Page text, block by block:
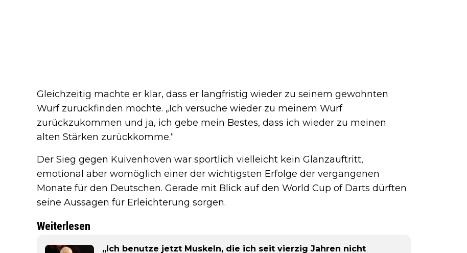
Gleichzeitig machte er klar, dass er langfristig wieder zu seinem gewohnten
Wurf zurückfinden möchte. „Ich versuche wieder zu meinem Wurf
zurückzukommen und ja, ich gebe mein Bestes, dass ich wieder zu meinen
alten Stärken zurückkomme.“
Der Sieg gegen Kuivenhoven war sportlich vielleicht kein Glanzauftritt,
emotional aber womöglich einer der wichtigsten Erfolge der vergangenen
Monate für den Deutschen. Gerade mit Blick auf den World Cup of Darts dürften
seine Aussagen für Erleichterung sorgen.
Weiterlesen
„Ich benutze jetzt Muskeln, die ich seit vierzig Jahren nicht